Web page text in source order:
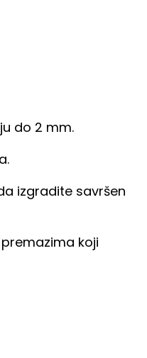
do 2 mm.
izgradite savršen
koji